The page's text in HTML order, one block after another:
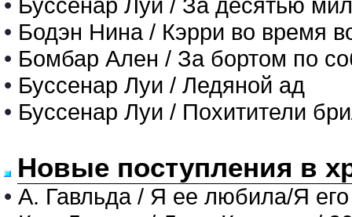
• Бодэн Нина / Кэрри во время
• Бомбар Ален / За бортом по
• Буссенар Луи / Ледяной ад
• Буссенар Луи / Похитители
Новые поступления в
• А. Гавльда / Я ее любила/Я